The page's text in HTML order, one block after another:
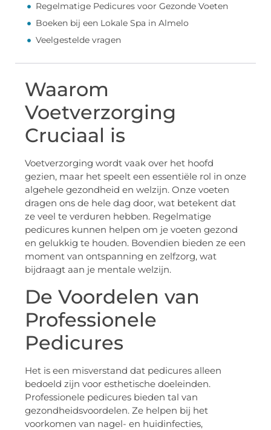
Regelmatige Pedicures voor Gezonde Voeten
Boeken bij een Lokale Spa in Almelo
Veelgestelde vragen
Waarom
Voetverzorging
Cruciaal is
Voetverzorging wordt vaak over het hoofd
gezien, maar het speelt een essentiële rol in onze
algehele gezondheid en welzijn. Onze voeten
dragen ons de hele dag door, wat betekent dat
ze veel te verduren hebben. Regelmatige
pedicures kunnen helpen om je voeten gezond
en gelukkig te houden. Bovendien bieden ze een
moment van ontspanning en zelfzorg, wat
bijdraagt aan je mentale welzijn.
De Voordelen van
Professionele
Pedicures
Het is een misverstand dat pedicures alleen
bedoeld zijn voor esthetische doeleinden.
Professionele pedicures bieden tal van
gezondheidsvoordelen. Ze helpen bij het
voorkomen van nagel- en huidinfecties,